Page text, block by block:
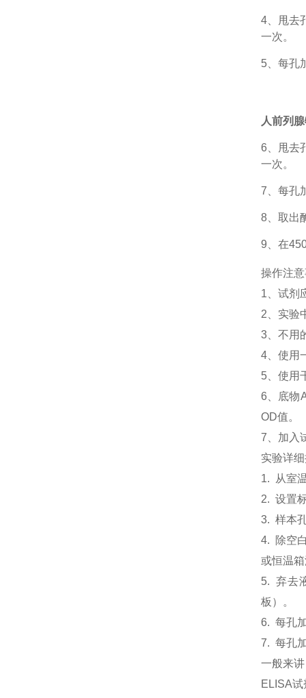
4、甩去
一次。
5、每孔
人前列
6、甩去
一次。
7、每孔
8、取出
9、在
操作注
1、 试剂
2、 实验
3、 不用
4、 使用
5、 使用
6、
底物
OD值。
7、加入
实验详
1. 从室
2. 设置
3. 样本
4. 除空
或恒温
5. 弃去
板）。
6. 每孔
7. 每孔
一般来
ELISA